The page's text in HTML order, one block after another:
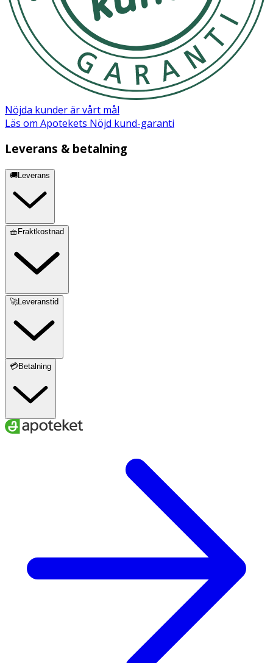
Nöjda kunder är vårt mål
Läs om Apotekets Nöjd kund-garanti
Leverans & betalning
🚚Leverans
🧺Fraktkostnad
🚀Leveranstid
💳Betalning